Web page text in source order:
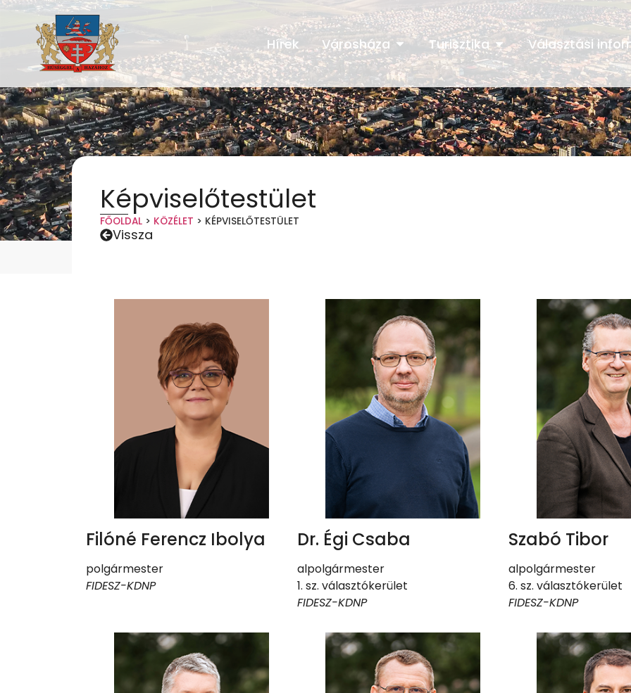
Hírek Városháza Turisztika Választási
Képviselőtestület
FŐOLDAL > KÖZÉLET > KÉPVISELŐTESTÜLET
Vissza
Filóné Ferencz Ibolya
polgármester
FIDESZ-KDNP
Dr. Égi Csaba
alpolgármester
1. sz. választókerület
FIDESZ-KDNP
Szabó Tibor
alpolgármester
6. sz. választókerület
FIDESZ-KDNP